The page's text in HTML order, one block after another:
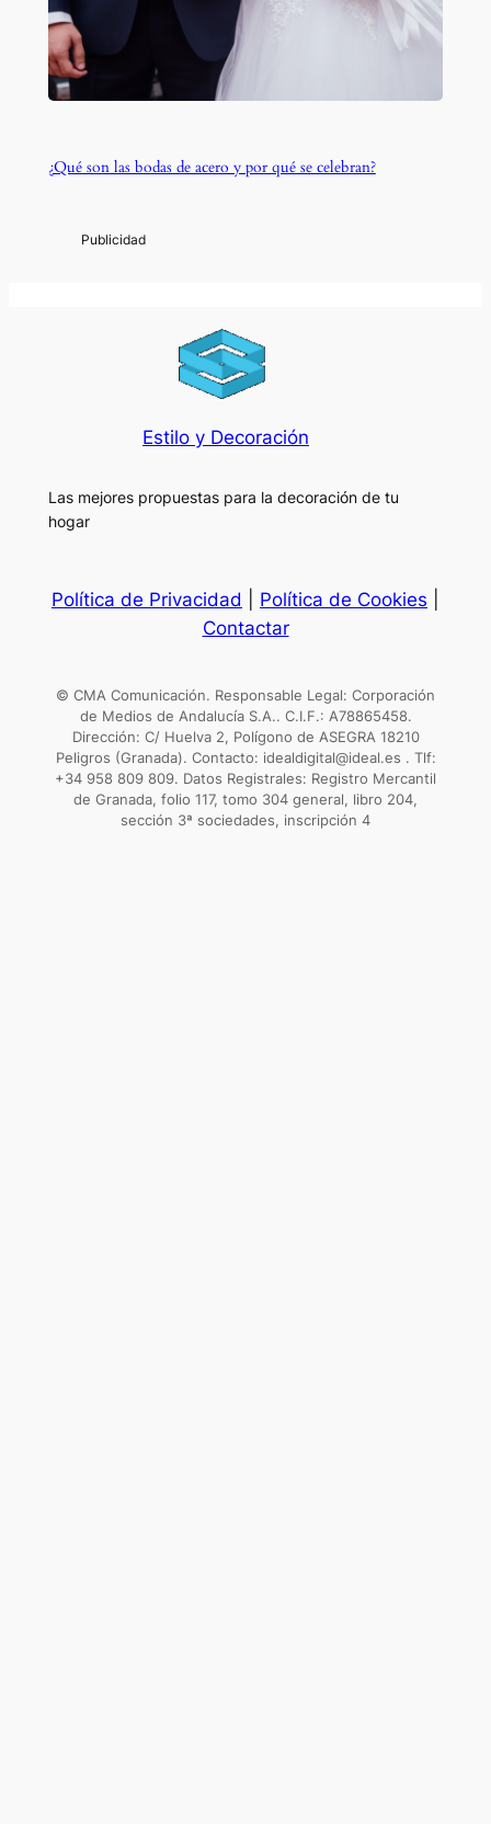
¿Qué son las bodas de acero y por qué se celebran?
Estilo y Decoración
Las mejores propuestas para la decoración de tu
hogar
Política de Privacidad Política de Cookies
Contactar
© CMA Comunicación. Responsable Legal: Corporación
de Medios de Andalucía S.A.. C.I.F.: A78865458.
Dirección: C/ Huelva 2, Polígono de ASEGRA 18210
Peligros (Granada). Contacto: idealdigital@ideal.es . Tlf:
+34 958 809 809. Datos Registrales: Registro Mercantil
de Granada, folio 117, tomo 304 general, libro 204,
sección 3ª sociedades, inscripción 4